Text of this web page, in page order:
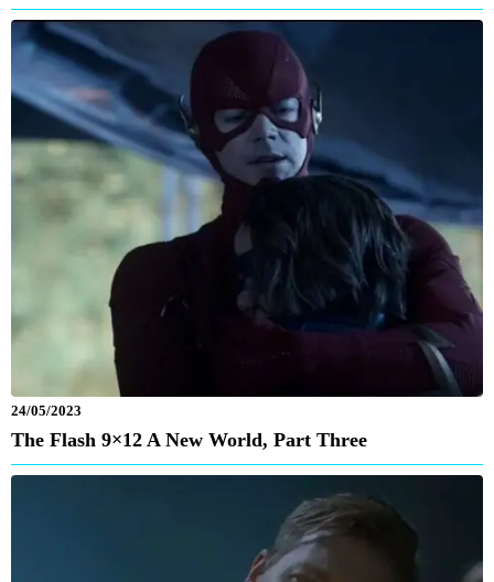
24/05/2023
The Flash 9×12 A New World, Part Three